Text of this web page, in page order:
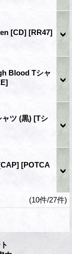
[CD] [RR47]
Blood Tシャ
ツ (黒) [Tシ
[POTCA
(10件/27件)